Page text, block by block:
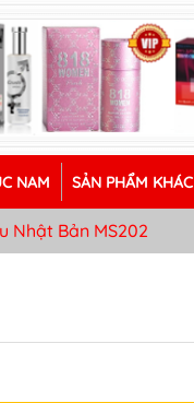
NAM SẢN PHẨM KHÁC
Nhật Bản MS202